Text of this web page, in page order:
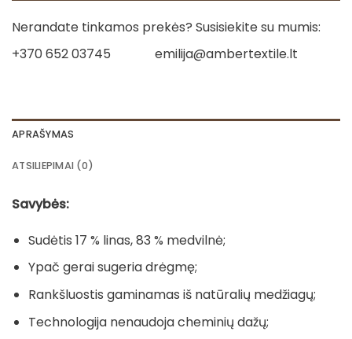
Nerandate tinkamos prekės? Susisiekite su mumis:
+370 652 03745
emilija@ambertextile.lt
APRAŠYMAS
ATSILIEPIMAI (0)
Savybės:
Sudėtis 17 % linas, 83 % medvilnė;
Ypač gerai sugeria drėgmę;
Rankšluostis gaminamas iš natūralių medžiagų;
Technologija nenaudoja cheminių dažų;